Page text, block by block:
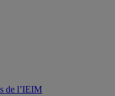
de l’IEIM